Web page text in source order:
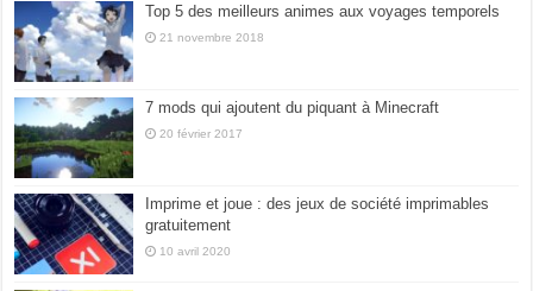
Top 5 des meilleurs animes aux voyages temporels
21 novembre 2018
7 mods qui ajoutent du piquant à Minecraft
20 février 2017
Imprime et joue : des jeux de société imprimables
gratuitement
10 avril 2020